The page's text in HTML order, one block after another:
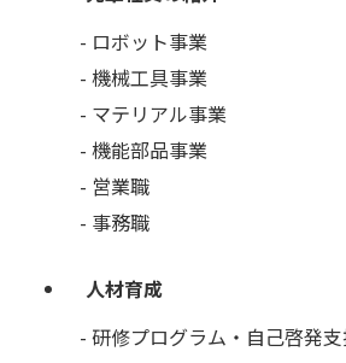
ロボット事業
機械工具事業
マテリアル事業
機能部品事業
営業職
事務職
人材育成
研修プログラム・自己啓発